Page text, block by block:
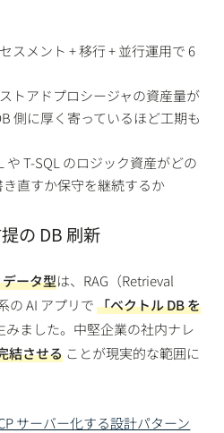
スメント + 移行 + 並行運用で 6
トアドプロシージャの資産量が
側に厚く寄っているほど工期も
や T-SQL のロジック資産がどの
直すか保守を継続するか
の DB 刷新
ータ型は、RAG（Retrieval
の AI アプリで「ベクトル DB を
みました。中堅企業の社内ナレ
結させる ことが現実的な範囲に
サーバー化する設計パターン